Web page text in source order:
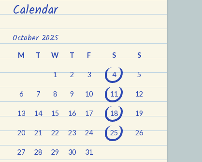
Calendar
October 2025
M T W T F S S
1 2 3 4 5
6 7 8 9 10 11 12
13 14 15 16 17 18 19
20 21 22 23 24 25 26
27 28 29 30 31